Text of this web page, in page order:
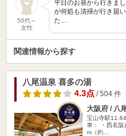
50代～
女性
平日のお昼から行きま
が何処も清掃が行き届
た…
関連情報から探す
八尾温泉 喜多の湯
4.3点/ 504 件
大阪府 / 八
宝山寺駅
車： ・西名阪
m（約…